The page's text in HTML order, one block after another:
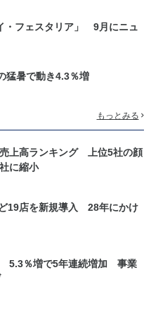
・フェスタリア」 9月にニュ
猛暑で動き4.3％増
もっとみる
上高ランキング 上位5社の顔
に縮小
19店を新規導入 28年にかけ
5.3％増で5年連続増加 事業